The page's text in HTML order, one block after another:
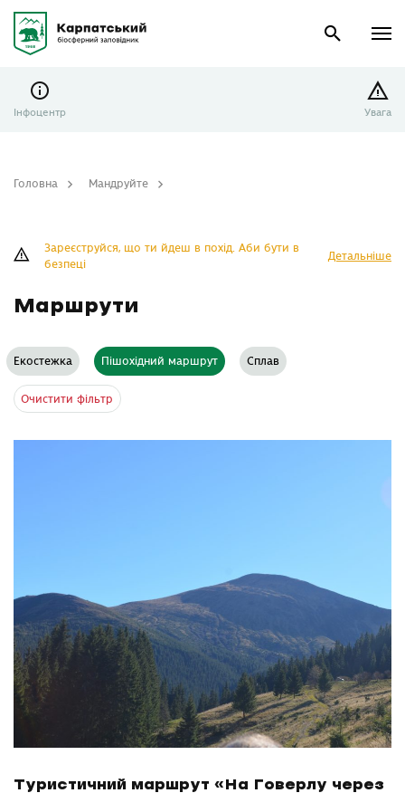
Інфоцентр Увага
Головна Мандруйте
Зареєструйся, що ти йдеш в похід. Аби бути в
безпеці
Детальніше
Маршрути
Екостежка Пішохідний маршрут Сплав
Очистити фільтр
Туристичний маршрут «На Говерлу через